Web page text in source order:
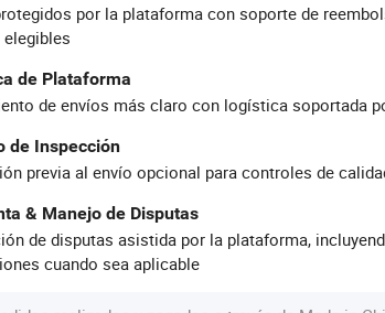
por la plataforma con soporte de
de Plataforma
de envíos más claro con logística soportada
de Inspección
previa al envío opcional para controles de
& Manejo de Disputas
de disputas asistida por la plataforma,
cuando sea aplicable